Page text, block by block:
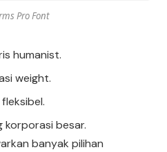
Pro Font
humanist.
weight.
korporasi besar.
banyak pilihan